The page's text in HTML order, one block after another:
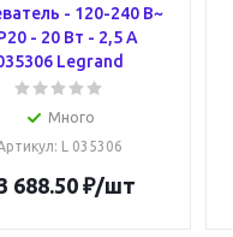
- 120-240 В~
- 20 Вт - 2,5 А
Legrand
Много
: L 035306
688.50₽/шт